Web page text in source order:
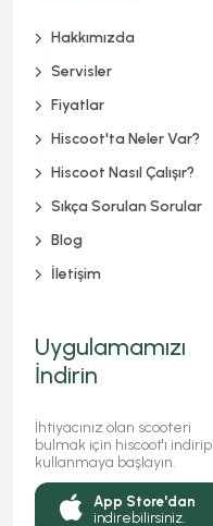
Hakkımızda
Servisler
Fiyatlar
Hiscoot'ta Neler Var?
Hiscoot Nasıl Çalışır?
Sıkça Sorulan Sorular
Blog
İletişim
Uygulamamızı
İndirin
İhtiyacınız olan scooteri
bulmak için hiscoot'ı indirip
kullanmaya başlayın.
App Store'dan
indirebilirsiniz.